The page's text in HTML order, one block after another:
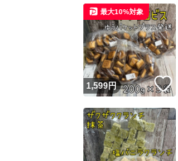
1,599円
最大10%対象